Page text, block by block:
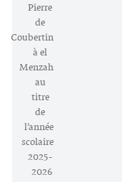
Pierre
de
Coubertin
à el
Menzah
au
titre
de
l’année
scolaire
2025-
2026